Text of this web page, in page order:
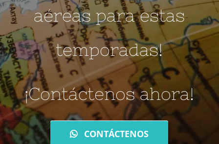
aéreas para estas
temporadas!
¡Contáctenos ahora!
CONTÁCTENOS